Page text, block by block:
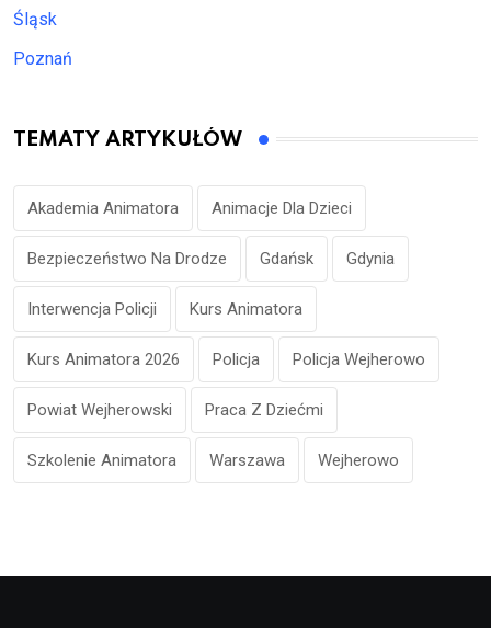
Śląsk
Poznań
TEMATY ARTYKUŁÓW
Akademia Animatora Animacje Dla Dzieci
Bezpieczeństwo Na Drodze Gdańsk Gdynia
Interwencja Policji Kurs Animatora
Kurs Animatora 2026 Policja Policja Wejherowo
Powiat Wejherowski Praca Z Dziećmi
Szkolenie Animatora Warszawa Wejherowo